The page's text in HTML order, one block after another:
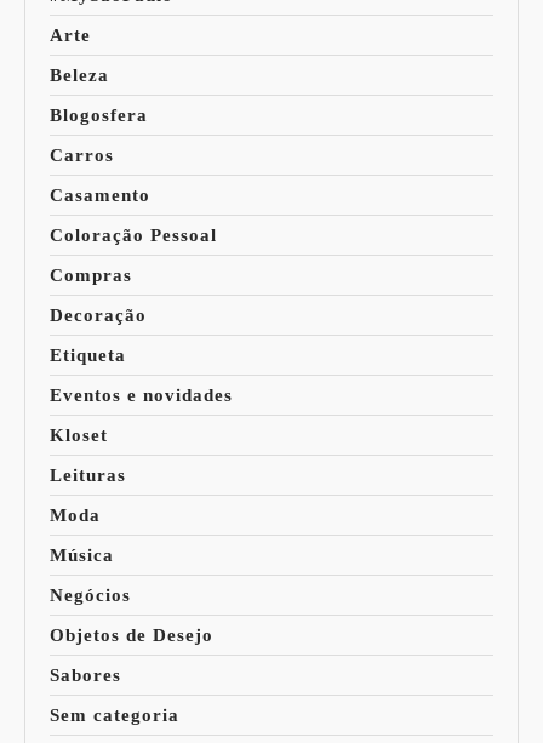
Arte
Beleza
Blogosfera
Carros
Casamento
Coloração Pessoal
Compras
Decoração
Etiqueta
Eventos e novidades
Kloset
Leituras
Moda
Música
Negócios
Objetos de Desejo
Sabores
Sem categoria